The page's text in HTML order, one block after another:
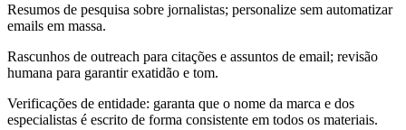
Resumos de pesquisa sobre jornalistas; personalize sem automatizar
emails em massa.
Rascunhos de outreach para citações e assuntos de email; revisão
humana para garantir exatidão e tom.
Verificações de entidade: garanta que o nome da marca e dos
especialistas é escrito de forma consistente em todos os materiais.